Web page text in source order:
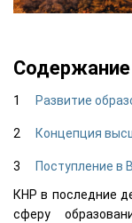
Содержание
Развитие
Концепция
Поступление в
КНР в последние
сферу